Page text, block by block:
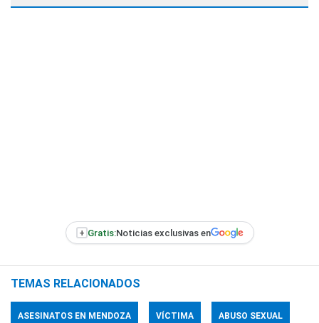
+ Gratis:Noticias exclusivas en
TEMAS RELACIONADOS
ASESINATOS EN MENDOZA VÍCTIMA ABUSO SEXUAL